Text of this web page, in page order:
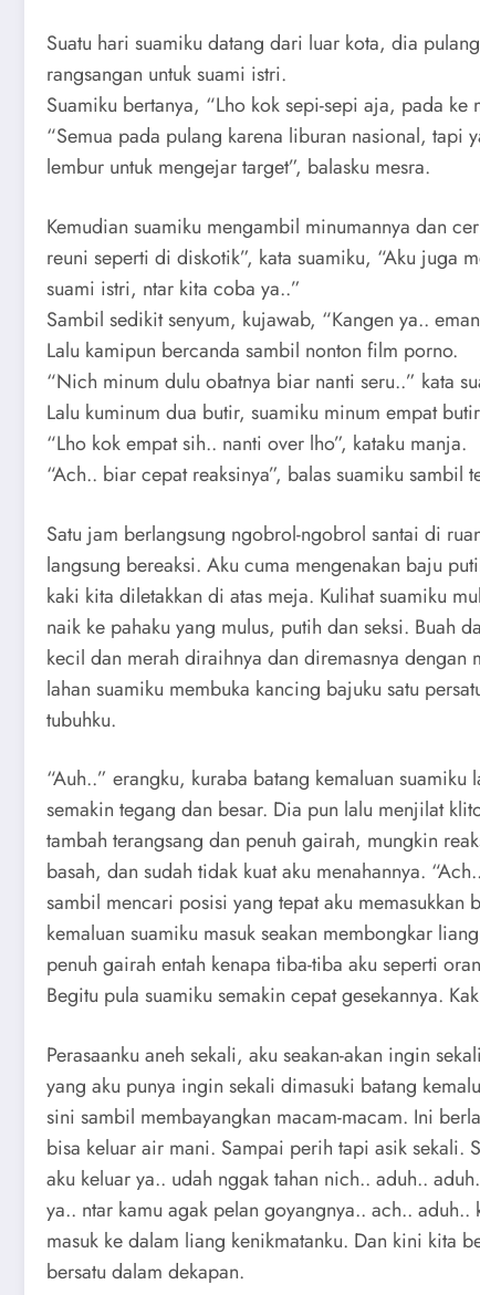
Suatu hari suamiku datang dari luar kota, dia
rangsangan untuk suami istri.
Suamiku bertanya, “Lho kok sepi-sepi aja, pada ke
“Semua pada pulang karena liburan nasional, tapi
lembur untuk mengejar target”, balasku mesra.
Kemudian suamiku mengambil minumannya dan
reuni seperti di diskotik”, kata suamiku, “Aku juga
suami istri, ntar kita coba ya..”
Sambil sedikit senyum, kujawab, “Kangen ya..
Lalu kamipun bercanda sambil nonton film porno.
“Nich minum dulu obatnya biar nanti seru..” kata
Lalu kuminum dua butir, suamiku minum empat
“Lho kok empat sih.. nanti over lho”, kataku manja.
“Ach.. biar cepat reaksinya”, balas suamiku sambil
Satu jam berlangsung ngobrol-ngobrol santai di
langsung bereaksi. Aku cuma mengenakan baju
kaki kita diletakkan di atas meja. Kulihat suamiku
naik ke pahaku yang mulus, putih dan seksi. Buah
kecil dan merah diraihnya dan diremasnya
lahan suamiku membuka kancing bajuku satu
tubuhku.
“Auh..” erangku, kuraba batang kemaluan
semakin tegang dan besar. Dia pun lalu menjilat
tambah terangsang dan penuh gairah, mungkin
basah, dan sudah tidak kuat aku menahannya.
sambil mencari posisi yang tepat aku memasukkan
kemaluan suamiku masuk seakan membongkar
penuh gairah entah kenapa tiba-tiba aku seperti
Begitu pula suamiku semakin cepat gesekannya.
Perasaanku aneh sekali, aku seakan-akan ingin
yang aku punya ingin sekali dimasuki batang
sini sambil membayangkan macam-macam. Ini
bisa keluar air mani. Sampai perih tapi asik sekali.
aku keluar ya.. udah nggak tahan nich.. aduh..
ya.. ntar kamu agak pelan goyangnya.. ach..
masuk ke dalam liang kenikmatanku. Dan kini kita
bersatu dalam dekapan.